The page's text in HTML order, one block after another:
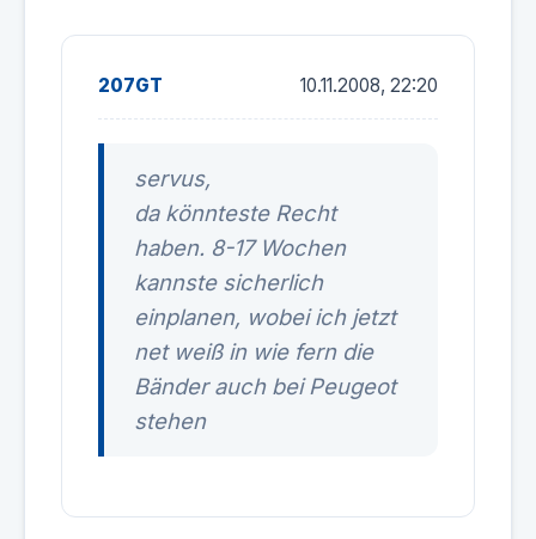
207GT 10.11.2008, 22:20
servus,
da könnteste Recht
haben. 8-17 Wochen
kannste sicherlich
einplanen, wobei ich jetzt
net weiß in wie fern die
Bänder auch bei Peugeot
stehen